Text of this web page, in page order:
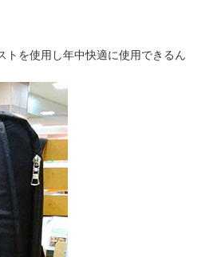
トを使用し年中快適に使用できるん